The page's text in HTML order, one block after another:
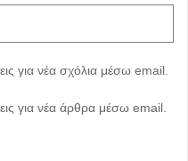
για νέα σχόλια μέσω email.
για νέα άρθρα μέσω email.